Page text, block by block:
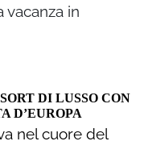
in
DI LUSSO CON
D’EUROPA
nel cuore del